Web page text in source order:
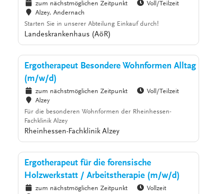
zum nächstmöglichen Zeitpunkt
Voll/Teilzeit
Alzey, Andernach
Starten Sie in unserer Abteilung Einkauf durch!
Landeskrankenhaus (AöR)
Ergotherapeut Besondere Wohnformen Alltag
(m/w/d)
zum nächstmöglichen Zeitpunkt
Voll/Teilzeit
Alzey
Für die besonderen Wohnformen der Rheinhessen-
Fachklinik Alzey
Rheinhessen-Fachklinik Alzey
Ergotherapeut für die forensische
Holzwerkstatt / Arbeitstherapie (m/w/d)
zum nächstmöglichen Zeitpunkt
Vollzeit